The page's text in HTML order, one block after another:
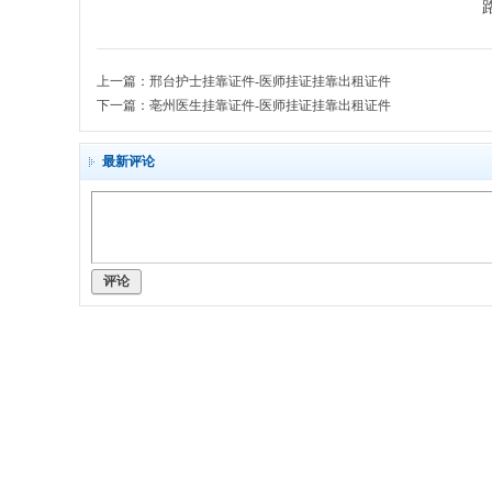
出
租
证
上一篇： 邢台护士挂靠证件-医师挂证挂靠出租证件
下一篇： 亳州医生挂靠证件-医师挂证挂靠出租证件
最新评论
评论